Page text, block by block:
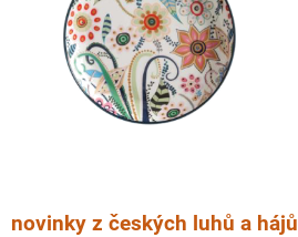
novinky z českých luhů a hájů